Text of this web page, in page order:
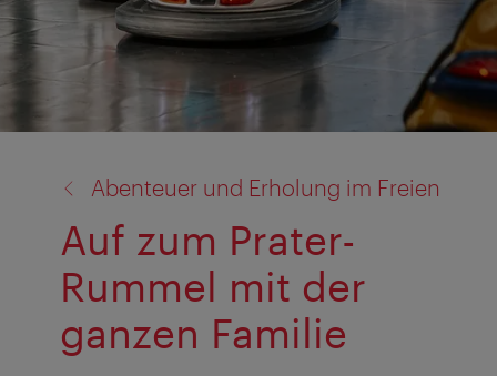
Abenteuer und Erholung im Freien
Auf zum Prater-
Rummel mit der
ganzen Familie